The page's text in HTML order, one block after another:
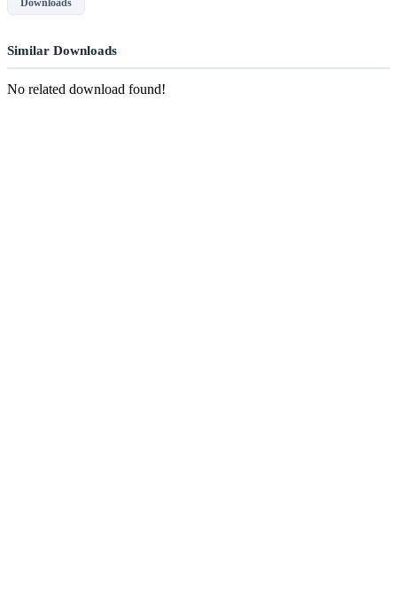
Downloads
Similar Downloads
No related download found!